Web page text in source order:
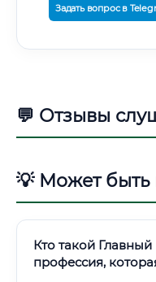
Задать вопрос в
💬 Отзывы
💡 Может быть
Кто такой Главный
профессия,